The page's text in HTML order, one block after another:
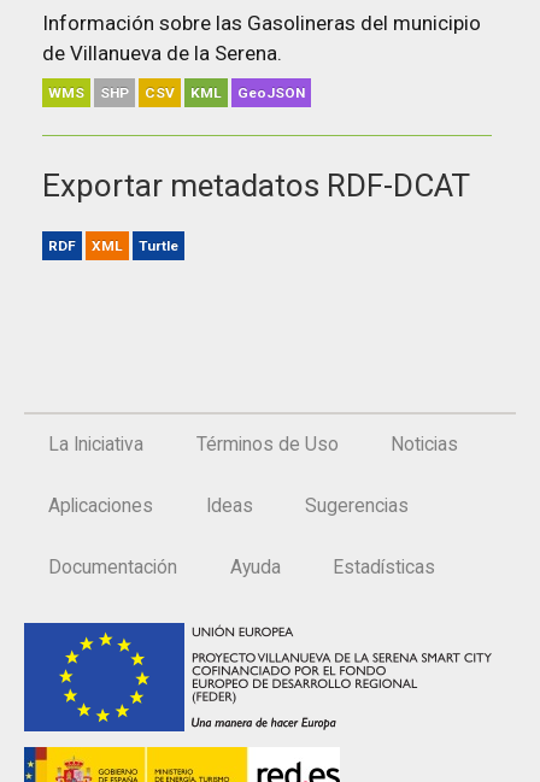
Información sobre las Gasolineras del municipio
de Villanueva de la Serena.
WMS SHP CSV KML GeoJSON
Exportar metadatos RDF-DCAT
RDF XML Turtle
La Iniciativa Términos de Uso Noticias
Aplicaciones Ideas Sugerencias
Documentación Ayuda Estadísticas